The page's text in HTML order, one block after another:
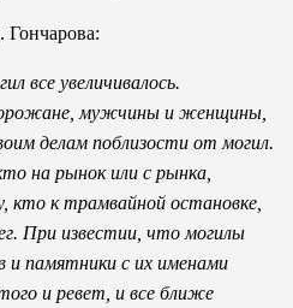
все увеличивалось.
мужчины и женщины,
делам поблизости от могил.
на рынок или с рынка,
кто к трамвайной остановке,
При известии, что могилы
и памятники с их именами
и ревет, и все ближе